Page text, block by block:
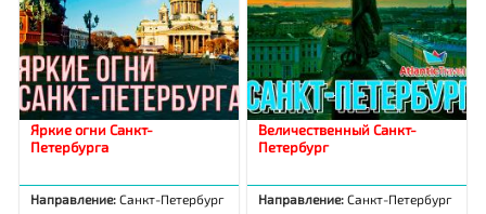
Яркие огни Санкт-
Петербурга
Направление:Санкт-Петербург
Величественный Санкт-
Петербург
Направление:Санкт-Петербург